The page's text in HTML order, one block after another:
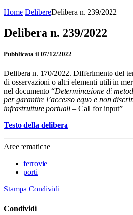
Home DelibereDelibera n. 239/2022
Delibera n. 239/2022
Pubblicata il 07/12/2022
Delibera n. 170/2022. Differimento del
di osservazioni o altri elementi utili in
nel documento “Determinazione di
per garantire l’accesso equo e non
infrastrutture portuali – Call for input”
Testo della delibera
Aree tematiche
ferrovie
porti
Stampa Condividi
Condividi